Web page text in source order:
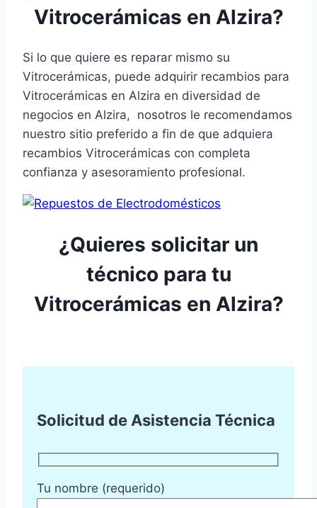
Vitrocerámicas en Alzira?
Si lo que quiere es reparar mismo su
Vitrocerámicas, puede adquirir recambios para
Vitrocerámicas en Alzira en diversidad de
negocios en Alzira, nosotros le recomendamos
nuestro sitio preferido a fin de que adquiera
recambios Vitrocerámicas con completa
confianza y asesoramiento profesional.
¿Quieres solicitar un
técnico para tu
Vitrocerámicas en Alzira?
Solicitud de Asistencia Técnica
Tu nombre (requerido)